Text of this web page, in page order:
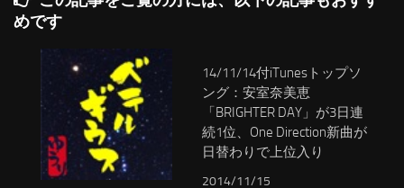
めです
14/11/14付iTunesトップソ
ング：安室奈美恵
「BRIGHTER DAY」が3日連
続1位、One Direction新曲が
日替わりで上位入り
2014/11/15